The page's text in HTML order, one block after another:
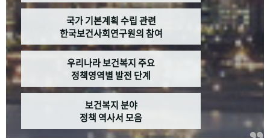
국가 기본계획 수립 관련
한국보건사회연구원의 참여
우리나라 보건복지 주요
정책영역별 발전 단계
보건복지 분야
정책 역사서 모음